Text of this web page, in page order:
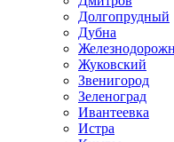
Долгопрудный
Дубна
Жуковский
Звенигород
Зеленоград
Ивантеевка
Истра